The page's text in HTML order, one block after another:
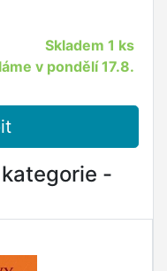
Skladem1 ks
v pondělí 17.8.
-